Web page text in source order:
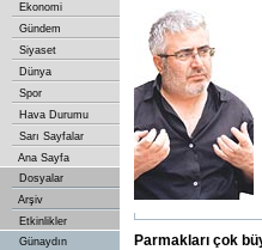
Ekonomi
Gündem
Siyaset
Dünya
Spor
Hava Durumu
Sarı Sayfalar
Ana Sayfa
Dosyalar
Arşiv
Etkinlikler
Günaydın
Parmakları çok